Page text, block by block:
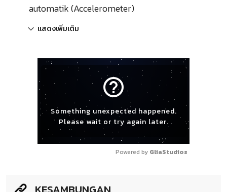
automatik (Accelerometer)
แสดงเพิ่มเติม
help_outline
Something unexpected happened.
Please wait or try again later.
Powered by GliaStudios